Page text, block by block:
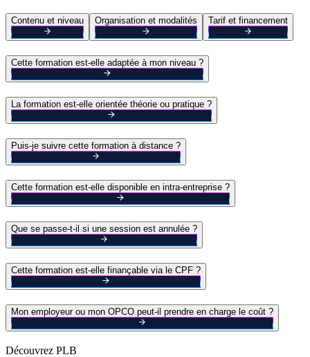
Contenu et niveau Organisation et modalités Tarif et financement
Cette formation est-elle adaptée à mon niveau ?
La formation est-elle orientée théorie ou pratique ?
Puis-je suivre cette formation à distance ?
Cette formation est-elle disponible en intra-entreprise ?
Que se passe-t-il si une session est annulée ?
Cette formation est-elle finançable via le CPF ?
Mon employeur ou mon OPCO peut-il prendre en charge le coût ?
Découvrez PLB